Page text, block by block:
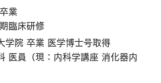
業
臨床研修
学院 卒業 医学博士号取得
医員（現：内科学講座 消化器内